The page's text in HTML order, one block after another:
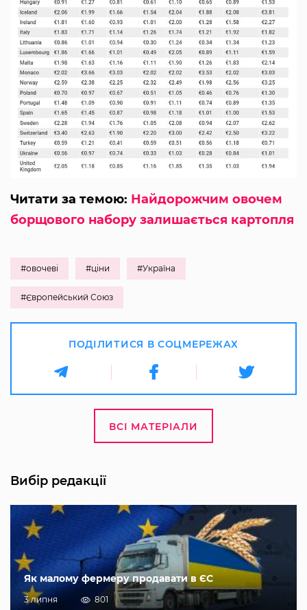
Читати за темою: Найдорожчим овочем
борщового набору залишається картопля
#овочеві #ціни #Україна
#Європейський Союз
ПОДІЛИТИСЯ В СОЦМЕРЕЖАХ
ВСІ МАТЕРІАЛИ
Вибір редакції
Як малому фермеру продавати в ЄС
3 липня 801